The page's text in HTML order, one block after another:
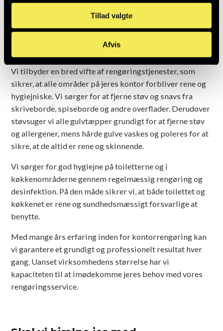
Tillad valgte
Afvis
behov.
Hvad kan I forvente af os?
Vi tilbyder en bred vifte af rengøringstjenester, som
sikrer, at alle områder på jeres kontor forbliver rene og
hygiejniske. Vi sørger for at fjerne støv og snavs fra
skriveborde, spiseborde og andre overflader. Derudover
støvsuger vi alle gulvtæpper grundigt for at fjerne støv
og allergener, mens hårde gulve vaskes og poleres for at
sikre, at de altid er rene og skinnende.
Vi sørger for god hygiejne på toiletterne og i
køkkenområderne gennem regelmæssig rengøring og
desinfektion. På den måde sikrer vi, at både toilettet og
køkkenet er rene og sundhedsmæssigt forsvarlige at
benytte.
Med mange års erfaring inden for kontorrengøring kan
vi garantere et grundigt og professionelt resultat hver
gang. Uanset virksomhedens størrelse har vi
kapaciteten til at imødekomme jeres behov med vores
rengøringsservice.